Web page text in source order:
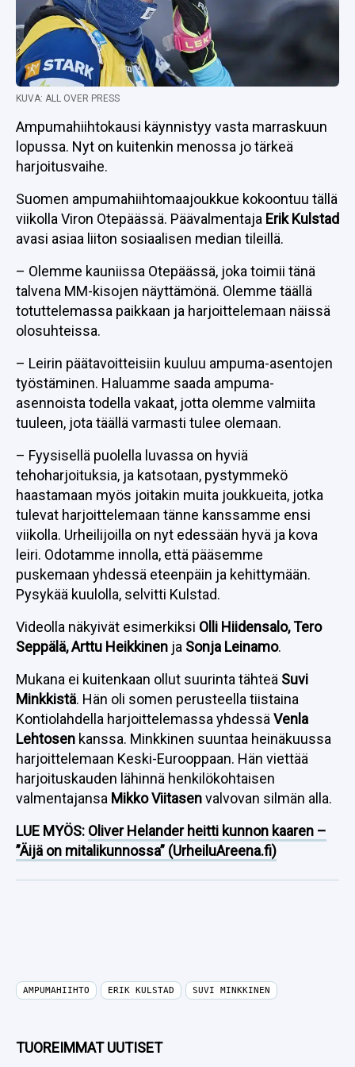
KUVA: ALL OVER PRESS
Ampumahiihtokausi käynnistyy vasta marraskuun
lopussa. Nyt on kuitenkin menossa jo tärkeä
harjoitusvaihe.
Suomen ampumahiihtomaajoukkue kokoontuu tällä
viikolla Viron Otepäässä. Päävalmentaja Erik Kulstad
avasi asiaa liiton sosiaalisen median tileillä.
– Olemme kauniissa Otepäässä, joka toimii tänä
talvena MM-kisojen näyttämönä. Olemme täällä
totuttelemassa paikkaan ja harjoittelemaan näissä
olosuhteissa.
– Leirin päätavoitteisiin kuuluu ampuma-asentojen
työstäminen. Haluamme saada ampuma-
asennoista todella vakaat, jotta olemme valmiita
tuuleen, jota täällä varmasti tulee olemaan.
– Fyysisellä puolella luvassa on hyviä
tehoharjoituksia, ja katsotaan, pystymmekö
haastamaan myös joitakin muita joukkueita, jotka
tulevat harjoittelemaan tänne kanssamme ensi
viikolla. Urheilijoilla on nyt edessään hyvä ja kova
leiri. Odotamme innolla, että pääsemme
puskemaan yhdessä eteenpäin ja kehittymään.
Pysykää kuulolla, selvitti Kulstad.
Videolla näkyivät esimerkiksi Olli Hiidensalo, Tero
Seppälä, Arttu Heikkinen ja Sonja Leinamo.
Mukana ei kuitenkaan ollut suurinta tähteä Suvi
Minkkistä. Hän oli somen perusteella tiistaina
Kontiolahdella harjoittelemassa yhdessä Venla
Lehtosen kanssa. Minkkinen suuntaa heinäkuussa
harjoittelemaan Keski-Eurooppaan. Hän viettää
harjoituskauden lähinnä henkilökohtaisen
valmentajansa Mikko Viitasenvalvovan silmän alla.
LUE MYÖS: Oliver Helander heitti kunnon kaaren –
”Äijä on mitalikunnossa” (UrheiluAreena.fi)
AMPUMAHIIHTO ERIK KULSTAD SUVI MINKKINEN
TUOREIMMAT UUTISET